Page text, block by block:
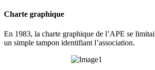
Charte graphique
En 1983, la charte graphique de l’APE se
un simple tampon identifiant l’association.